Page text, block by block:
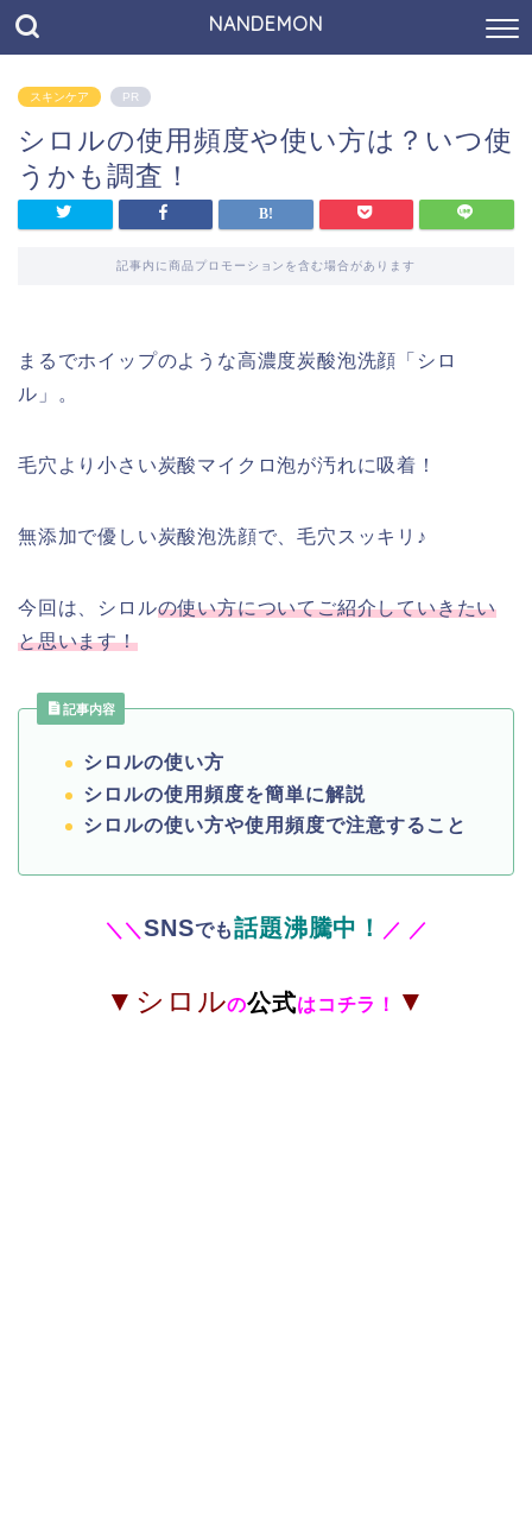
NANDEMON
スキンケア PR
シロルの使用頻度や使い方は？いつ使
うかも調査！
記事内に商品プロモーションを含む場合があります
まるでホイップのような高濃度炭酸泡洗顔「シロ
ル」。
毛穴より小さい炭酸マイクロ泡が汚れに吸着！
無添加で優しい炭酸泡洗顔で、毛穴スッキリ♪
今回は、シロルの使い方についてご紹介していきたい
と思います！
記事内容
シロルの使い方
シロルの使用頻度を簡単に解説
シロルの使い方や使用頻度で注意すること
＼ ＼SNSでも話題沸騰中！ ／ ／
▼シロルの公式はコチラ！ ▼